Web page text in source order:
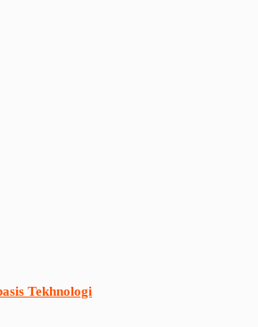
Tekhnologi